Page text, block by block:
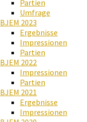
Partien
Umfrage
BJEM 2023
Ergebnisse
Impressionen
Partien
BJEM 2022
Impressionen
Partien
BJEM 2021
Ergebnisse
Impressionen